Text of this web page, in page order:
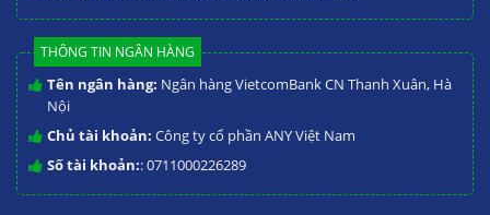
THÔNG TIN NGÂN HÀNG
Tên ngân hàng: Ngân hàng VietcomBank CN Thanh Xuân, Hà
Nội
Chủ tài khoản: Công ty cổ phần ANY Việt Nam
Số tài khoản:: 0711000226289